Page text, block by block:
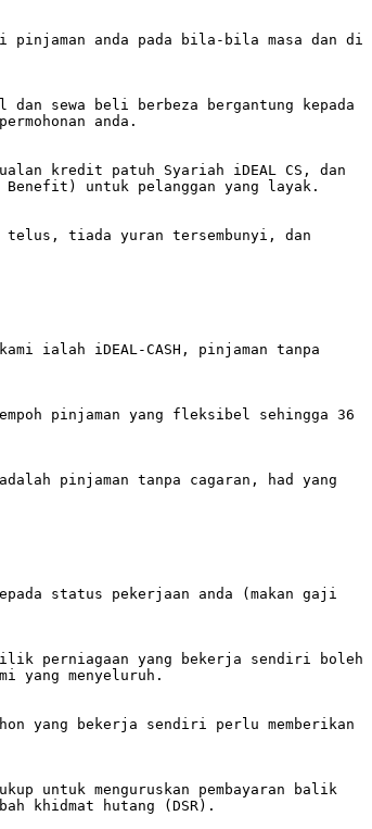
pinjaman anda pada bila-bila masa dan di
dan sewa beli berbeza bergantung kepada
anda.
kredit patuh Syariah iDEAL CS, dan
Benefit) untuk pelanggan yang layak.
telus, tiada yuran tersembunyi, dan
ialah iDEAL-CASH, pinjaman tanpa
pinjaman yang fleksibel sehingga 36
pinjaman tanpa cagaran, had yang
status pekerjaan anda (makan gaji
perniagaan yang bekerja sendiri boleh
yang menyeluruh.
yang bekerja sendiri perlu memberikan
untuk menguruskan pembayaran balik
khidmat hutang (DSR).